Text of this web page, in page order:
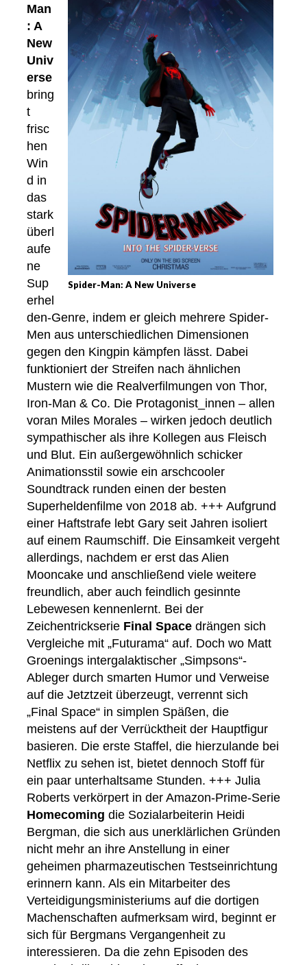
Spider-Man: A New Universe
Man
: A
New
Univ
erse
bring
t
frisc
hen
Win
d in
das
stark
überl
aufe
ne
Sup
erhel
den-Genre, indem er gleich mehrere Spider-
Men aus unterschiedlichen Dimensionen
gegen den Kingpin kämpfen lässt. Dabei
funktioniert der Streifen nach ähnlichen
Mustern wie die Realverfilmungen von Thor,
Iron-Man & Co. Die Protagonist_innen – allen
voran Miles Morales – wirken jedoch deutlich
sympathischer als ihre Kollegen aus Fleisch
und Blut. Ein außergewöhnlich schicker
Animationsstil sowie ein arschcooler
Soundtrack runden einen der besten
Superheldenfilme von 2018 ab. +++ Aufgrund
einer Haftstrafe lebt Gary seit Jahren isoliert
auf einem Raumschiff. Die Einsamkeit vergeht
allerdings, nachdem er erst das Alien
Mooncake und anschließend viele weitere
freundlich, aber auch feindlich gesinnte
Lebewesen kennenlernt. Bei der
Zeichentrickserie Final Space drängen sich
Vergleiche mit „Futurama“ auf. Doch wo Matt
Groenings intergalaktischer „Simpsons“-
Ableger durch smarten Humor und Verweise
auf die Jetztzeit überzeugt, verrennt sich
„Final Space“ in simplen Späßen, die
meistens auf der Verrücktheit der Hauptfigur
basieren. Die erste Staffel, die hierzulande bei
Netflix zu sehen ist, bietet dennoch Stoff für
ein paar unterhaltsame Stunden. +++ Julia
Roberts verkörpert in der Amazon-Prime-Serie
Homecoming die Sozialarbeiterin Heidi
Bergman, die sich aus unerklärlichen Gründen
nicht mehr an ihre Anstellung in einer
geheimen pharmazeutischen Testseinrichtung
erinnern kann. Als ein Mitarbeiter des
Verteidigungsministeriums auf die dortigen
Machenschaften aufmerksam wird, beginnt er
sich für Bergmans Vergangenheit zu
interessieren. Da die zehn Episoden des